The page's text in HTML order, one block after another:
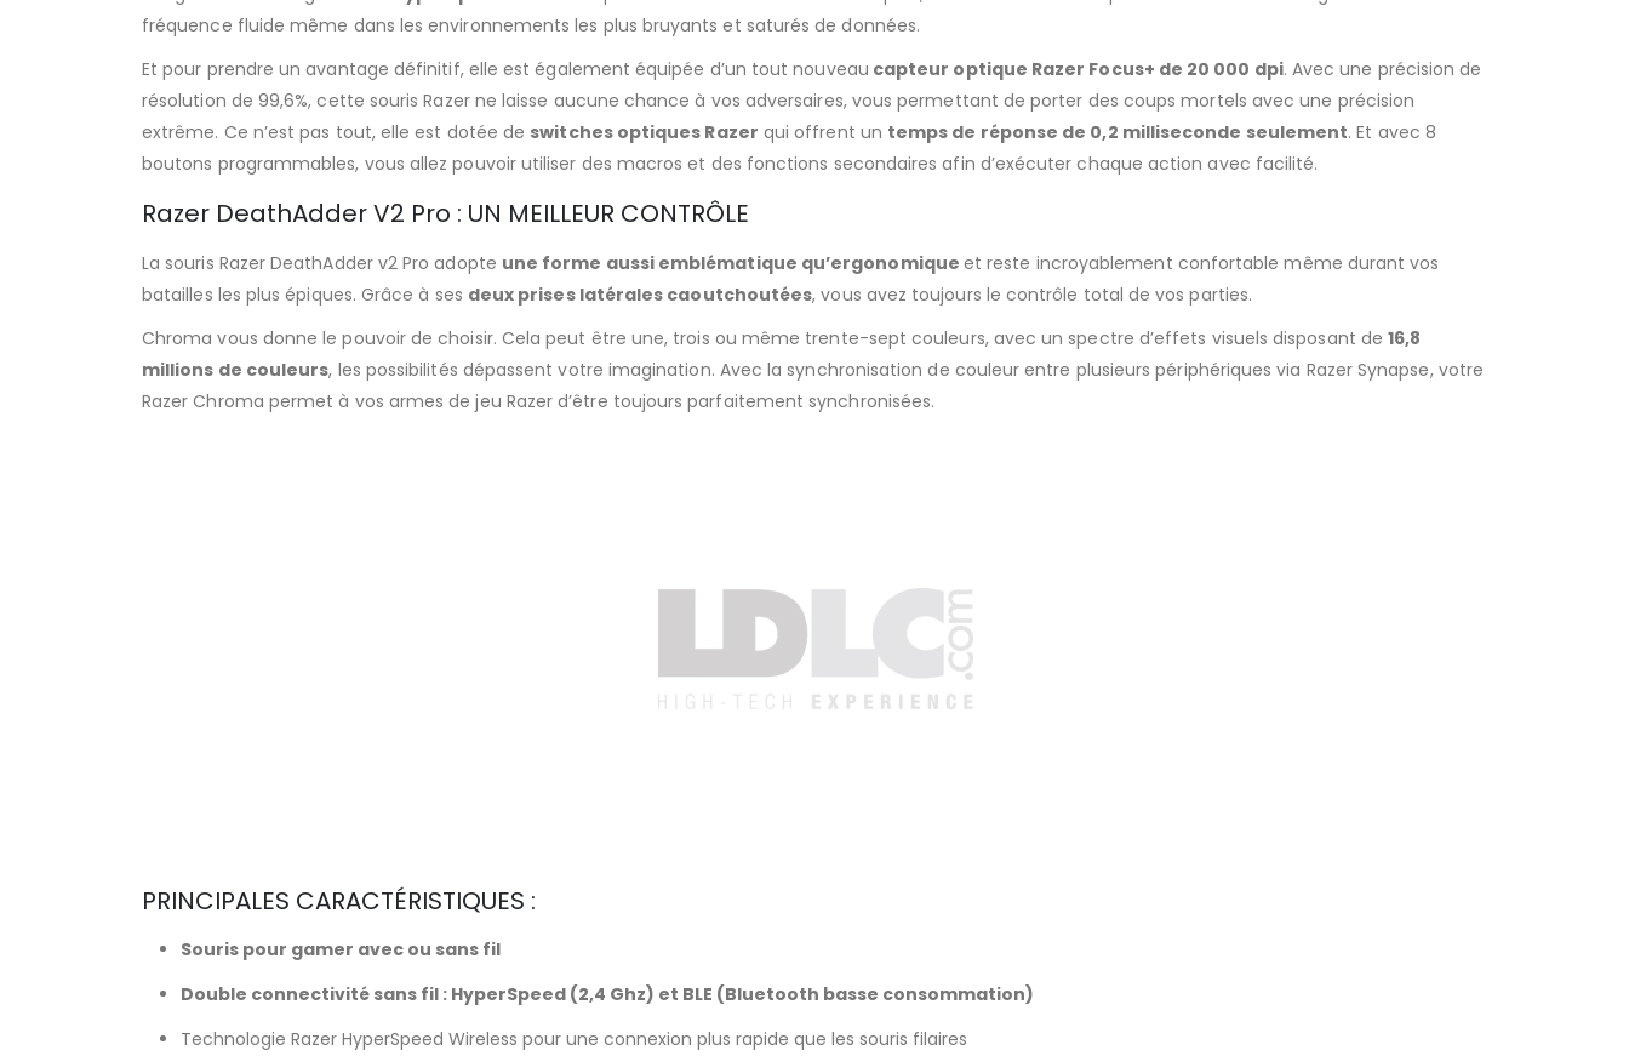
fréquence fluide même dans les environnements les plus bruyants et saturés de données.
Et pour prendre un avantage définitif, elle est également équipée d’un tout nouveau capteur optique Razer Focus+ de 20 000 dpi. Avec une précision de
résolution de 99,6%, cette souris Razer ne laisse aucune chance à vos adversaires, vous permettant de porter des coups mortels avec une précision
extrême. Ce n’est pas tout, elle est dotée de switches optiques Razer qui offrent un temps de réponse de 0,2 milliseconde seulement. Et avec 8
boutons programmables, vous allez pouvoir utiliser des macros et des fonctions secondaires afin d’exécuter chaque action avec facilité.
Razer DeathAdder V2 Pro : UN MEILLEUR CONTRÔLE
La souris Razer DeathAdder v2 Pro adopte une forme aussi emblématique qu’ergonomique et reste incroyablement confortable même durant vos
batailles les plus épiques. Grâce à ses deux prises latérales caoutchoutées, vous avez toujours le contrôle total de vos parties.
Chroma vous donne le pouvoir de choisir. Cela peut être une, trois ou même trente-sept couleurs, avec un spectre d’effets visuels disposant de16,8
millions de couleurs, les possibilités dépassent votre imagination. Avec la synchronisation de couleur entre plusieurs périphériques via Razer Synapse, votre
Razer Chroma permet à vos armes de jeu Razer d’être toujours parfaitement synchronisées.
PRINCIPALES CARACTÉRISTIQUES :
Souris pour gamer avec ou sans fil
Double connectivité sans fil : HyperSpeed (2,4 Ghz) et BLE (Bluetooth basse consommation)
Technologie Razer HyperSpeed Wireless pour une connexion plus rapide que les souris filaires